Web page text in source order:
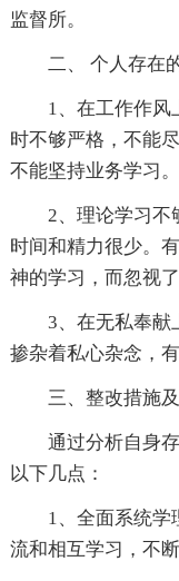
监督所。
二、 个人存在
1、在工作作风
时不够严格，不能
不能坚持业务学习。
2、理论学习不
时间和精力很少。
神的学习，而忽视
3、在无私奉献
掺杂着私心杂念，
三、整改措施
通过分析自身
以下几点：
1、全面系统学
流和相互学习，不